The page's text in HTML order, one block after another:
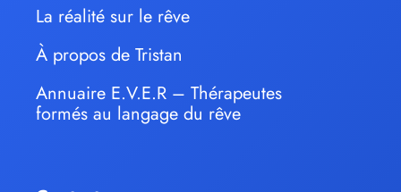
La réalité sur le rêve
À propos de Tristan
Annuaire E.V.E.R – Thérapeutes
formés au langage du rêve